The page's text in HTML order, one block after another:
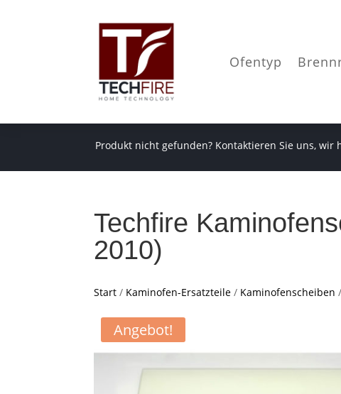
Ofentyp
Produkt nicht gefunden? Kontaktieren Sie uns, wir
Techfire
2010)
Start/ Kaminofen-Ersatzteile/ Kaminofenscheiben
Angebot!